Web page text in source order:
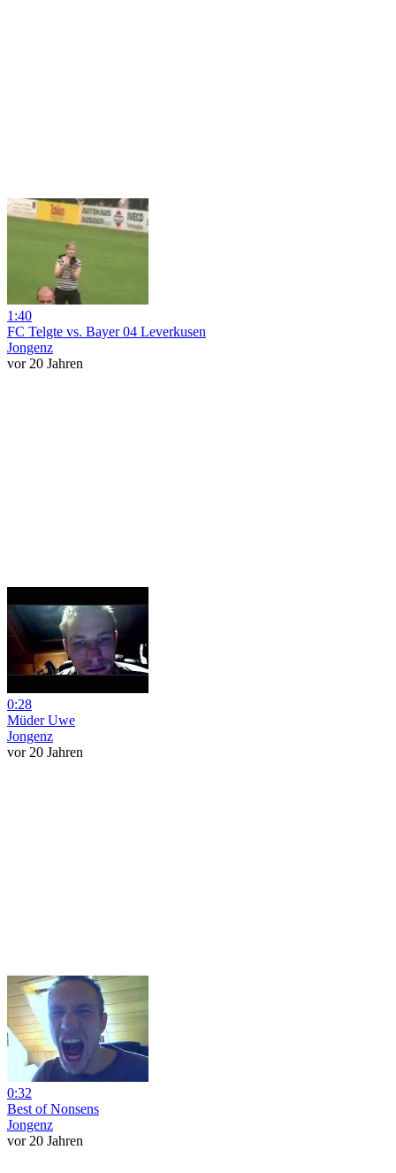
1:40
FC Telgte vs. Bayer 04 Leverkusen
Jongenz
vor 20 Jahren
0:28
Müder Uwe
Jongenz
vor 20 Jahren
0:32
Best of Nonsens
Jongenz
vor 20 Jahren